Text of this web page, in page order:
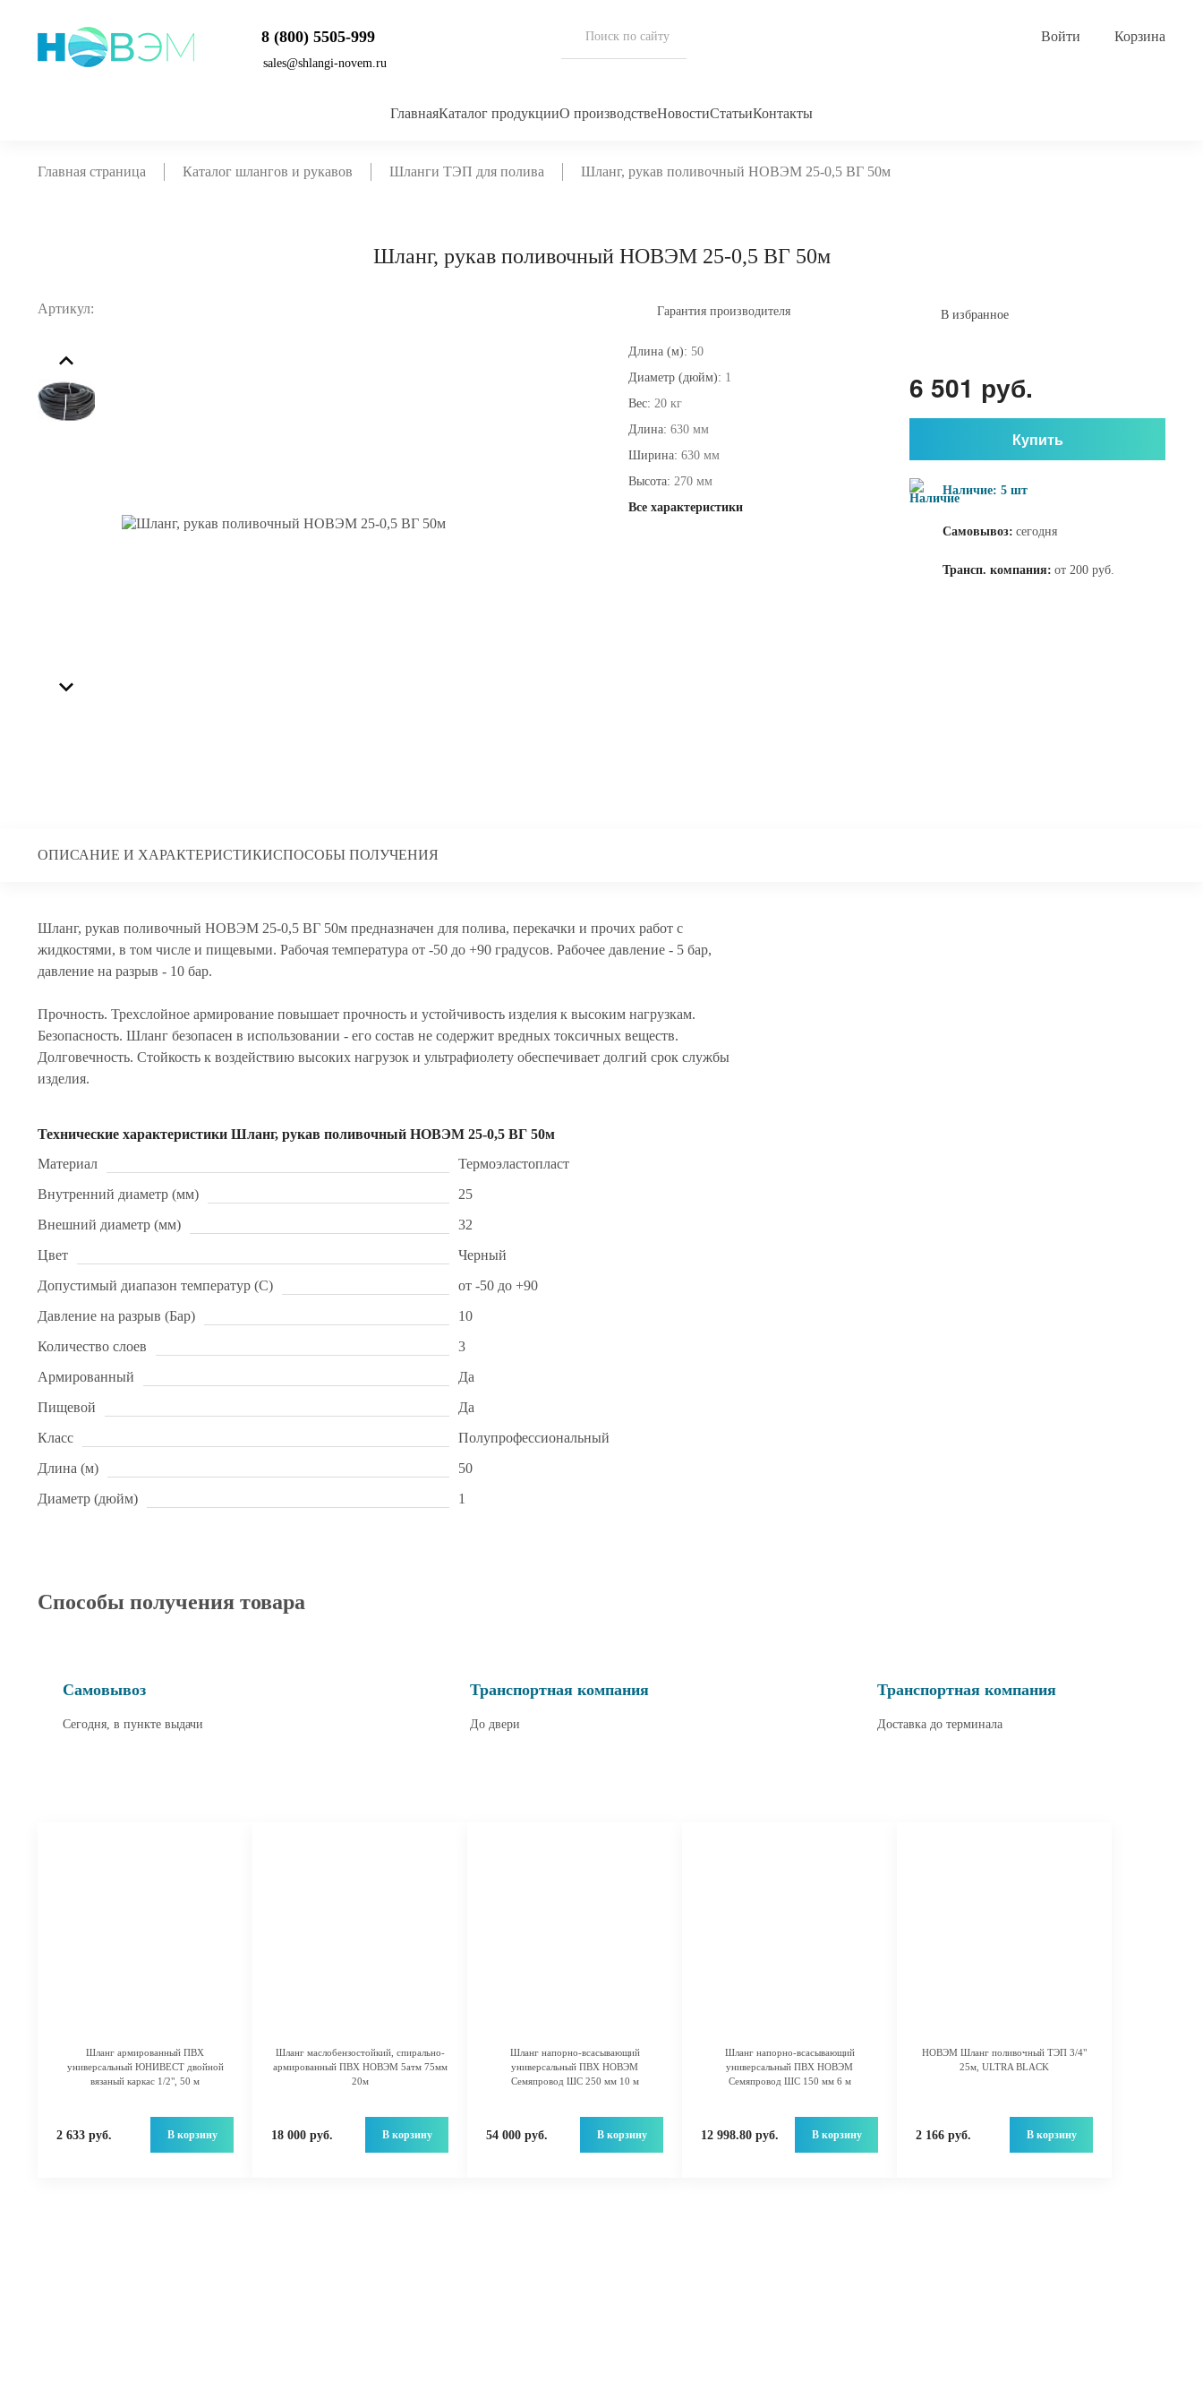
8 (800) 5505-999
sales@shlangi-novem.ru
Корзина
ГлавнаяКаталог продукцииО производствеНовостиСтатьиКонтакты
Главная страница Каталог шлангов и рукавов Шланги ТЭП для полива Шланг, рукав поливочный НОВЭМ 25-0,5 ВГ 50м
Шланг, рукав поливочный НОВЭМ 25-0,5 ВГ 50м
Артикул: Гарантия производителя
Длина (м): 50
Диаметр (дюйм): 1
Вес: 20 кг
Длина: 630 мм
Ширина: 630 мм
Высота: 270 мм
Все характеристики
В избранное
6 501 руб.
Купить
Наличие: 5 шт
Самовывоз: сегодня
Трансп. компания: от 200 руб.
ОПИСАНИЕ И ХАРАКТЕРИСТИКИСПОСОБЫ ПОЛУЧЕНИЯ
Шланг, рукав поливочный НОВЭМ 25-0,5 ВГ 50м предназначен для полива, перекачки и прочих работ с
жидкостями, в том числе и пищевыми. Рабочая температура от -50 до +90 градусов. Рабочее давление - 5 бар,
давление на разрыв - 10 бар.
Прочность. Трехслойное армирование повышает прочность и устойчивость изделия к высоким нагрузкам.
Безопасность. Шланг безопасен в использовании - его состав не содержит вредных токсичных веществ.
Долговечность. Стойкость к воздействию высоких нагрузок и ультрафиолету обеспечивает долгий срок службы
изделия.
Технические характеристики Шланг, рукав поливочный НОВЭМ 25-0,5 ВГ 50м
Материал
Термоэластопласт
Внутренний диаметр (мм)
25
Внешний диаметр (мм)
32
Цвет
Черный
Допустимый диапазон температур (С)
от -50 до +90
Давление на разрыв (Бар)
10
Количество слоев
3
Армированный
Да
Пищевой
Да
Класс
Полупрофессиональный
Длина (м)
50
Диаметр (дюйм)
1
Способы получения товара
Самовывоз
Сегодня, в пункте выдачи
Транспортная компания
До двери
Транспортная компания
Доставка до терминала
Шланг армированный ПВХ
универсальный ЮНИВЕСТ двойной
вязаный каркас 1/2", 50 м
2 633 руб. В корзину
Шланг маслобензостойкий, спирально-
армированный ПВХ НОВЭМ 5атм 75мм
20м
18 000 руб. В корзину
Шланг напорно-всасывающий
универсальный ПВХ НОВЭМ
Семяпровод ШС 250 мм 10 м
54 000 руб. В корзину
Шланг напорно-всасывающий
универсальный ПВХ НОВЭМ
Семяпровод ШС 150 мм 6 м
12 998.80 руб. В корзину
НОВЭМ Шланг поливочный ТЭП 3/4"
25м, ULTRA BLACK
2 166 руб. В корзину